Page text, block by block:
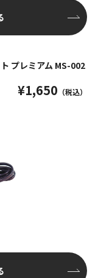
プレミアム MS-002
¥1,650 （税込）